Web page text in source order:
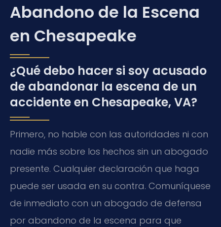
Abandono de la Escena
en Chesapeake
¿Qué debo hacer si soy acusado
de abandonar la escena de un
accidente en Chesapeake, VA?
Primero, no hable con las autoridades ni con
nadie más sobre los hechos sin un abogado
presente. Cualquier declaración que haga
puede ser usada en su contra. Comuníquese
de inmediato con un abogado de defensa
por abandono de la escena para que